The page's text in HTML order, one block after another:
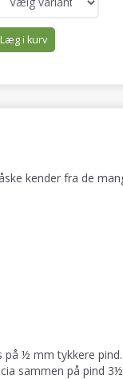
Læg i kurv
kender fra de
½ mm tykkere
sammen på pind